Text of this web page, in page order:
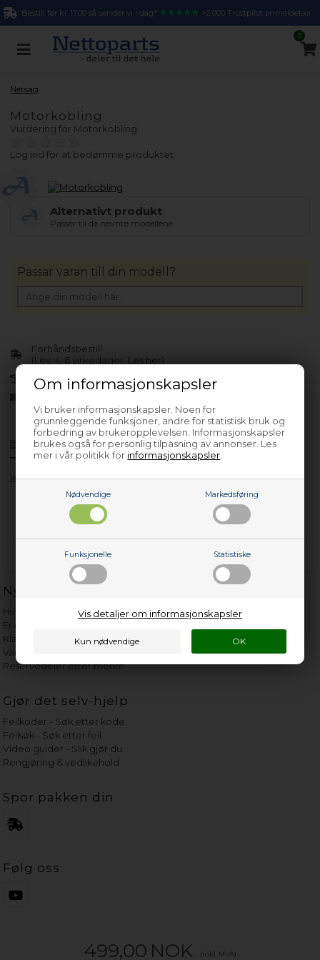
Om informasjonskapsler
Vi bruker informasjonskapsler. Noen for
grunnleggende funksjoner, andre for statistisk bruk og
forbedring av brukeropplevelsen. Informasjonskapsler
brukes også for personlig tilpasning av annonser. Les
mer i vår politikk for informasjonskapsler
Nødvendige Markedsføring
Funksjonelle Statistiske
Vis detaljer om informasjonskapsler
Bestill før kl. 17.00 så sender vi i dag* >2.000 Trustpilot anmeldelser
0
Netsag
Motorkobling
Vurdering for Motorkobling
Log ind for at bedømme produktet
Alternativt produkt
Passer til de nevnte modellene.
Produktinfo Spørsmål om varen?
BM2120AX
499,00 NOK (inkl. MVA)
Forhåndsbestill
(Lev. 4-6 virkedager. Les her)
30 dagers returrett
Passar varan till din modell?
Nyttige lenker
Hvor gammelt er apparatet mitt?
Er det verdt å reparere?
Klage på bassengrobot
Vannets hardhetsgrad
Reservedeler etter merke
Gjør det selv-hjelp
Feilkoder - Søk etter kode
Feilsøk - Søk etter feil
Video guider - Slik gjør du
Rengjøring & vedlikehold
Spor pakken din
Følg oss